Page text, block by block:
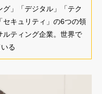
グ」「デジタル」「テク
セキュリティ」の6つの領
ティング企業。世界で
る